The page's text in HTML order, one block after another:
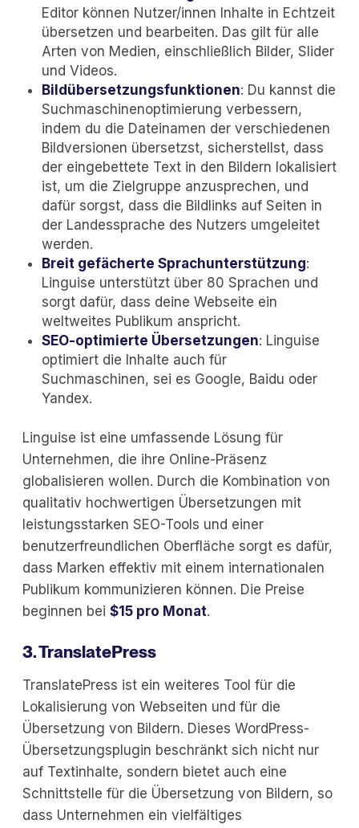
Editor können Nutzer/innen Inhalte in Echtzeit
übersetzen und bearbeiten. Das gilt für alle
Arten von Medien, einschließlich Bilder, Slider
und Videos.
Bildübersetzungsfunktionen: Du kannst die
Suchmaschinenoptimierung verbessern,
indem du die Dateinamen der verschiedenen
Bildversionen übersetzst, sicherstellst, dass
der eingebettete Text in den Bildern lokalisiert
ist, um die Zielgruppe anzusprechen, und
dafür sorgst, dass die Bildlinks auf Seiten in
der Landessprache des Nutzers umgeleitet
werden.
Breit gefächerte Sprachunterstützung:
Linguise unterstützt über 80 Sprachen und
sorgt dafür, dass deine Webseite ein
weltweites Publikum anspricht.
SEO-optimierte Übersetzungen: Linguise
optimiert die Inhalte auch für
Suchmaschinen, sei es Google, Baidu oder
Yandex.
Linguise ist eine umfassende Lösung für
Unternehmen, die ihre Online-Präsenz
globalisieren wollen. Durch die Kombination von
qualitativ hochwertigen Übersetzungen mit
leistungsstarken SEO-Tools und einer
benutzerfreundlichen Oberfläche sorgt es dafür,
dass Marken effektiv mit einem internationalen
Publikum kommunizieren können. Die Preise
beginnen bei $15 pro Monat.
3. TranslatePress
TranslatePress ist ein weiteres Tool für die
Lokalisierung von Webseiten und für die
Übersetzung von Bildern. Dieses WordPress-
Übersetzungsplugin beschränkt sich nicht nur
auf Textinhalte, sondern bietet auch eine
Schnittstelle für die Übersetzung von Bildern, so
dass Unternehmen ein vielfältiges